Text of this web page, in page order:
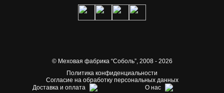
© Меховая фабрика “Соболь”,2008 - 2026
Политика конфиденциальности
Согласие на обработку персональных данных
Доставка и оплата
О нас